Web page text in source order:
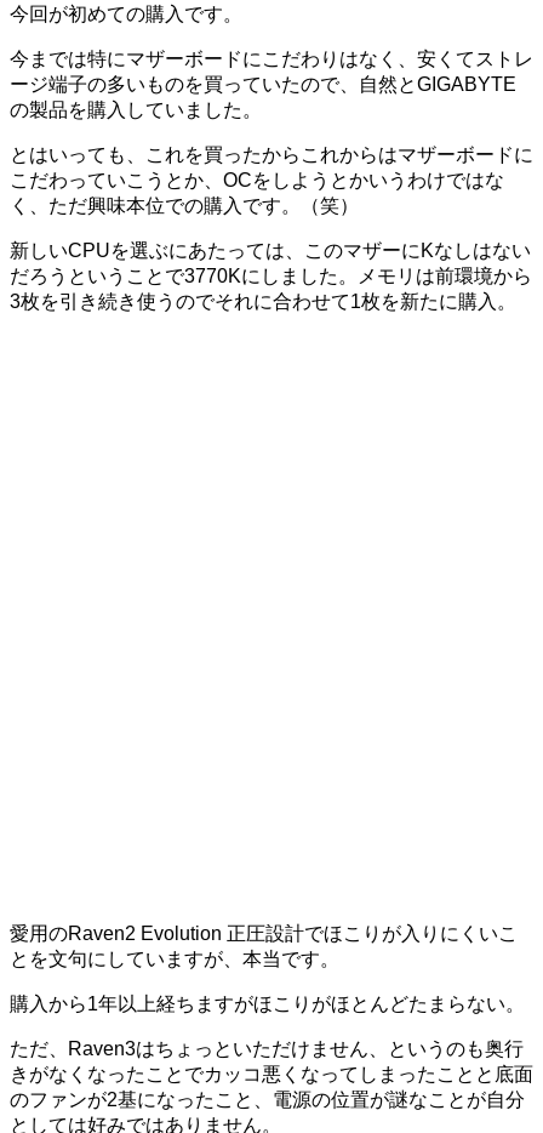
今回が初めての購入です。
今までは特にマザーボードにこだわりはなく、安くてストレ
ージ端子の多いものを買っていたので、自然とGIGABYTE
の製品を購入していました。
とはいっても、これを買ったからこれからはマザーボードに
こだわっていこうとか、OCをしようとかいうわけではな
く、ただ興味本位での購入です。（笑）
新しいCPUを選ぶにあたっては、このマザーにKなしはない
だろうということで3770Kにしました。メモリは前環境から
3枚を引き続き使うのでそれに合わせて1枚を新たに購入。
愛用のRaven2 Evolution 正圧設計でほこりが入りにくいこ
とを文句にしていますが、本当です。
購入から1年以上経ちますがほこりがほとんどたまらない。
ただ、Raven3はちょっといただけません、というのも奥行
きがなくなったことでカッコ悪くなってしまったことと底面
のファンが2基になったこと、電源の位置が謎なことが自分
としては好みではありません。